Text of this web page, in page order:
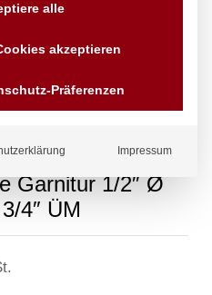
Garnitur 1/2″ Ø
4″ ÜM
alle
akzeptieren
Präferenzen
Impressum